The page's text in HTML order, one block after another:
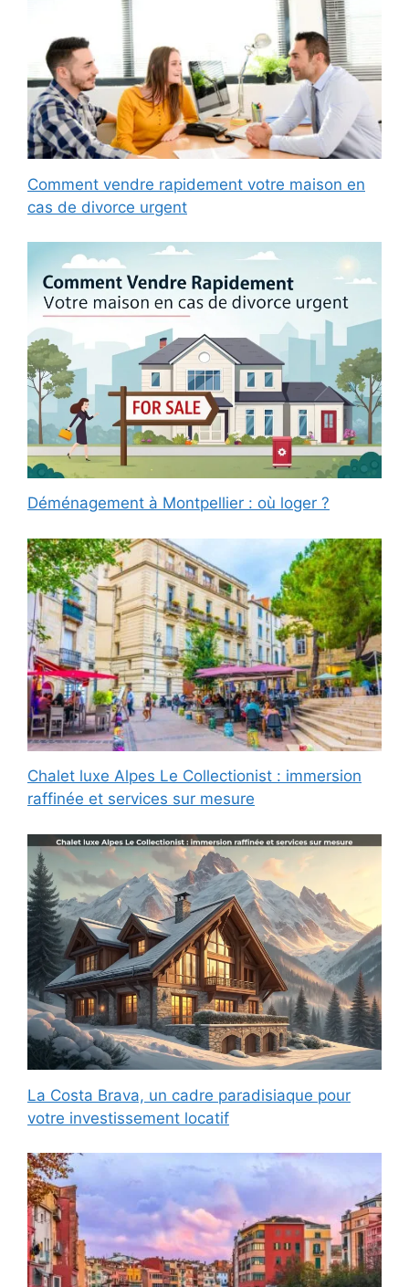
Comment vendre rapidement votre maison en
cas de divorce urgent
Déménagement à Montpellier : où loger ?
Chalet luxe Alpes Le Collectionist : immersion
raffinée et services sur mesure
La Costa Brava, un cadre paradisiaque pour
votre investissement locatif